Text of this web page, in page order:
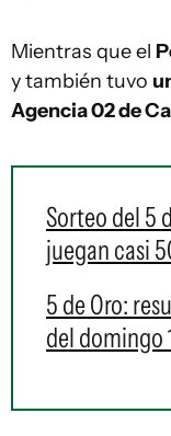
Mientras que el
y también tuvo
Agencia 02 de
Sorteo del 5
juegan casi
5 de Oro:
del domingo